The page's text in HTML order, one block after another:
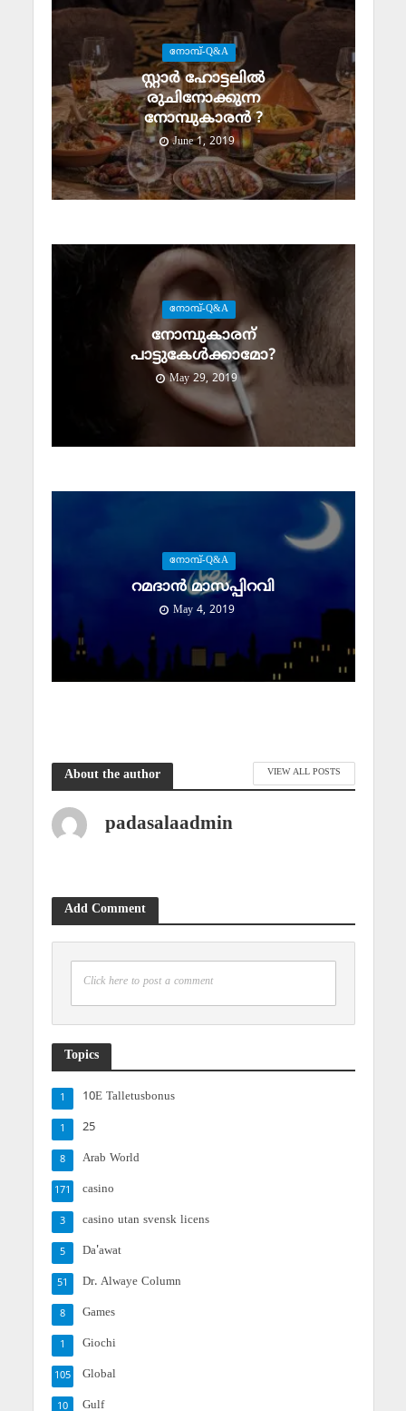
നോമ്പ്-Q&A
സ്റ്റാര്‍ ഹോട്ടലില്‍
രുചിനോക്കുന്ന
നോമ്പുകാരന്‍ ?
June 1, 2019
നോമ്പ്-Q&A
നോമ്പുകാരന്
പാട്ടുകേള്‍ക്കാമോ?
May 29, 2019
നോമ്പ്-Q&A
റമദാന്‍ മാസപ്പിറവി
May 4, 2019
About the author VIEW ALL POSTS
padasalaadmin
Add Comment
Click here to post a comment
Topics
10E Talletusbonus
1
25
1
Arab World
8
casino
171
casino utan svensk licens
3
Da'awat
5
Dr. Alwaye Column
51
Games
8
Giochi
1
Global
105
Gulf
10